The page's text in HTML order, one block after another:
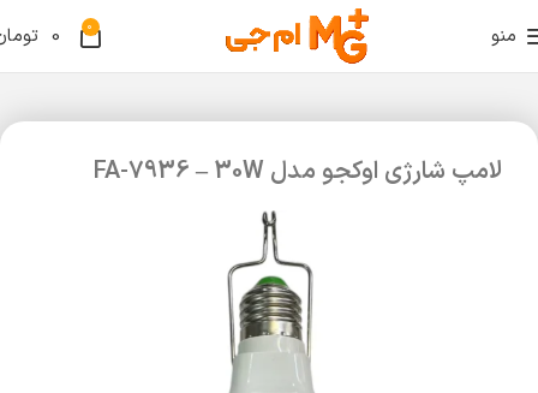
منو 0
0
لامپ شارژی اوکجو مدل FA-7936 – 30W